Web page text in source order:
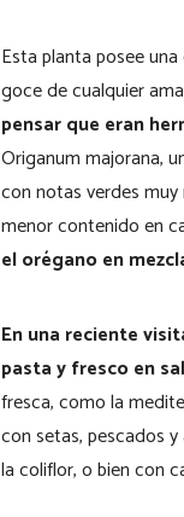
Esta planta posee
goce de cualquier
pensar que eran
Origanum majorana,
con notas verdes
menor contenido en
el orégano en
En una reciente
pasta y fresco en
fresca, como la
con setas, pescados
la coliflor, o bien con